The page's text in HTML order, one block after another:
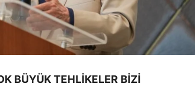
BÜYÜK TEHLİKELER BİZİ